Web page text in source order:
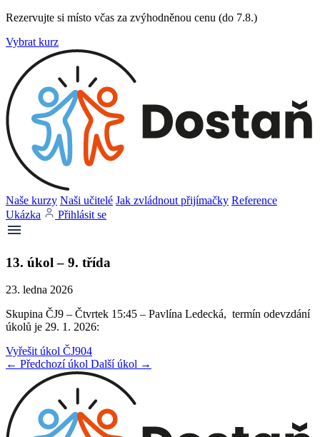
Rezervujte si místo včas za zvýhodněnou cenu (do 7.8.)
Vybrat kurz
Naše kurzy Naši učitelé Jak zvládnout přijímačky Reference
Ukázka
Přihlásit se
13. úkol – 9. třída
23. ledna 2026
Skupina ČJ9 – Čtvrtek 15:45 – Pavlína Ledecká, termín odevzdání
úkolů je 29. 1. 2026:
Vyřešit úkol ČJ904
← Předchozí úkol Další úkol →